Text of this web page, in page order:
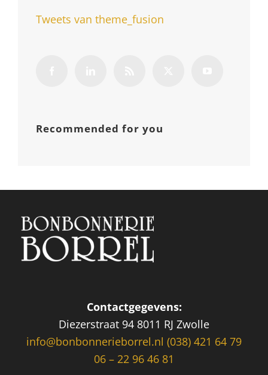
Tweets van theme_fusion
Recommended for you
Contactgegevens:
Diezerstraat 94 8011 RJ Zwolle
info@bonbonnerieborrel.nl (038) 421 64 79
06 – 22 96 46 81